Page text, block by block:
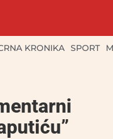
KRONIKA SPORT